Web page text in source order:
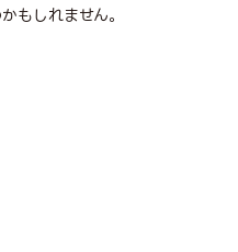
もしれません。